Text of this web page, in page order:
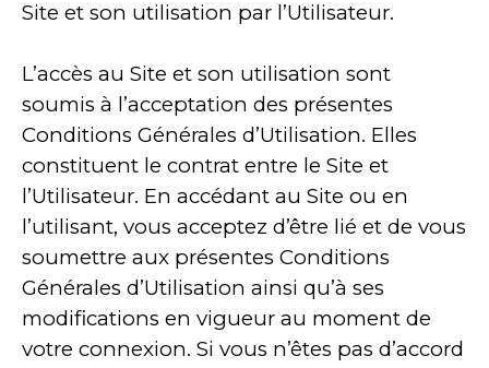
Site et son utilisation par l’Utilisateur.
L’accès au Site et son utilisation sont
soumis à l’acceptation des présentes
Conditions Générales d’Utilisation. Elles
constituent le contrat entre le Site et
l’Utilisateur. En accédant au Site ou en
l’utilisant, vous acceptez d’être lié et de vous
soumettre aux présentes Conditions
Générales d’Utilisation ainsi qu’à ses
modifications en vigueur au moment de
votre connexion. Si vous n’êtes pas d’accord